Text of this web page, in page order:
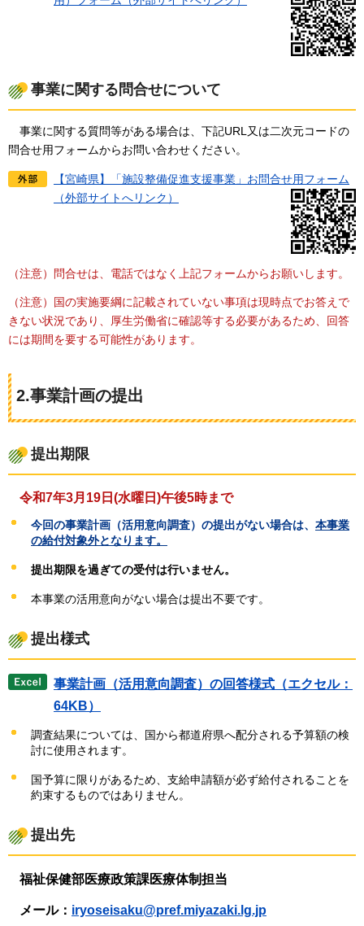
事業に関する問合せについて
事業に関する質問等がある場合は、下記URL又は二次元コードの
問合せ用フォームからお問い合わせください。
【宮崎県】「施設整備促進支援事業」お問合せ用フォーム
（外部サイトへリンク）
（注意）問合せは、電話ではなく上記フォームからお願いします。
（注意）国の実施要綱に記載されていない事項は現時点でお答えで
きない状況であり、厚生労働省に確認等する必要があるため、回答
には期間を要する可能性があります。
2.事業計画の提出
提出期限
令和7年3月19日(水曜日)午後5時まで
今回の事業計画（活用意向調査）の提出がない場合は、 本事業
の給付対象外となります。
提出期限を過ぎての受付は行いません。
本事業の活用意向がない場合は提出不要です。
提出様式
事業計画（活用意向調査）の回答様式（エクセル：
64KB）
調査結果については、国から都道府県へ配分される予算額の検
討に使用されます。
国予算に限りがあるため、支給申請額が必ず給付されることを
約束するものではありません。
提出先
福祉保健部医療政策課医療体制担当
メール： iryoseisaku@pref.miyazaki.lg.jp